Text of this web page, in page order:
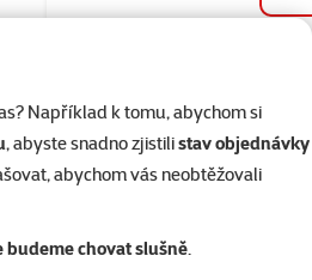
Například k tomu, abychom si
, abyste snadno zjistilistav objednávky
abychom vás neobtěžovali
budeme chovat slušně.
Stelivo
Wooden